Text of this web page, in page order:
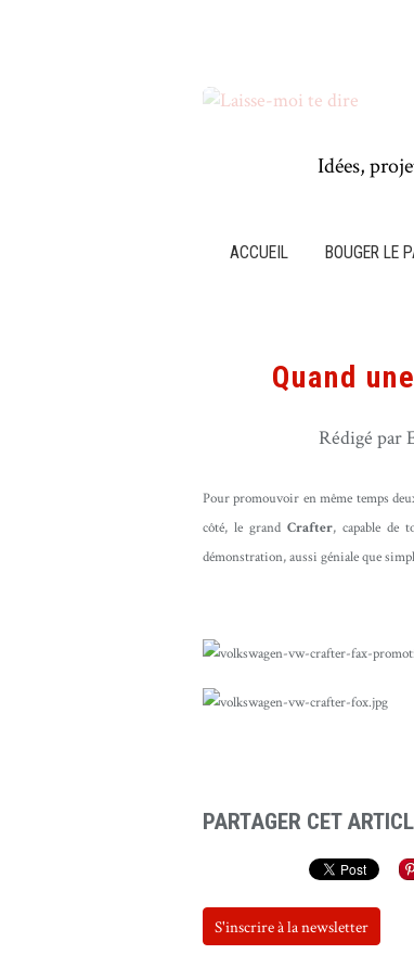
Idées,
ACCUEIL BOUGER LE
Quand
Rédigé par
Pour promouvoir en même temps
côté, le grand Crafter, capable de
démonstration, aussi géniale que
PARTAGER CET
S'inscrire à la newsletter